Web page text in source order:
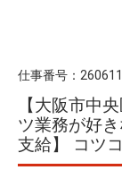
仕事番号：
【大阪市中
ツ業務が好
支給】 コツ